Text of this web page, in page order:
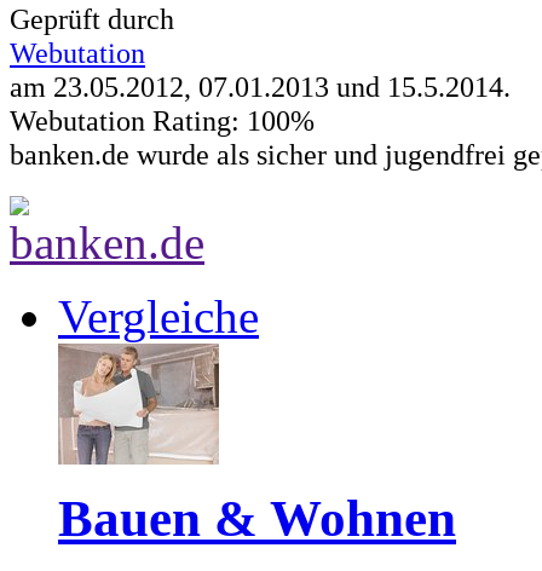
Geprüft durch
Webutation
am 23.05.2012, 07.01.2013 und 15.5.2014.
Webutation Rating: 100%
banken.de wurde als sicher und jugendfrei
Vergleiche
Bauen & Wohnen